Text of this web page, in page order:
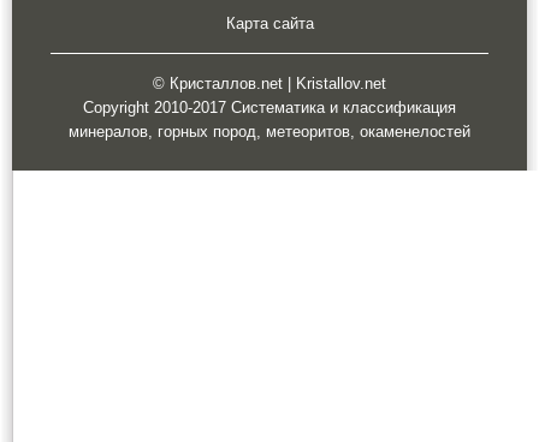
Карта сайта
© Кристаллов.net | Kristallov.net
Copyright 2010-2017 Систематика и классификация
минералов, горных пород, метеоритов, окаменелостей